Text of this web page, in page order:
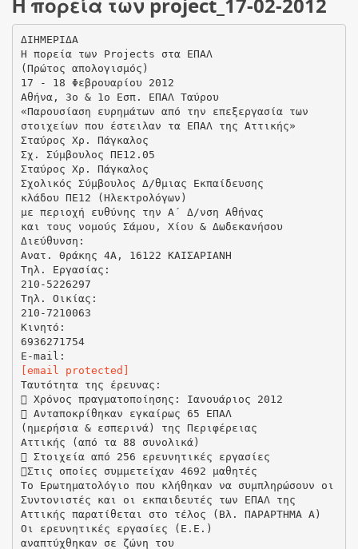
ΔΙΗΜΕΡΙΔΑ
Η πορεία των Projects στα ΕΠΑΛ
(Πρώτος απολογισμός)
17 - 18 Φεβρουαρίου 2012
Αθήνα, 3ο & 1ο Εσπ. ΕΠΑΛ Ταύρου
«Παρουσίαση ευρημάτων από την επεξεργασία των
στοιχείων που έστειλαν τα ΕΠΑΛ της Αττικής»
Σταύρος Χρ. Πάγκαλος
Σχ. Σύμβουλος ΠΕ12.05
Σταύρος Χρ. Πάγκαλος
Σχολικός Σύμβουλος Δ/θμιας Εκπαίδευσης
κλάδου ΠΕ12 (Ηλεκτρολόγων)
με περιοχή ευθύνης την Α΄ Δ/νση Αθήνας
και τους νομούς Σάμου, Χίου & Δωδεκανήσου
Διεύθυνση:
Ανατ. Θράκης 4Α, 16122 ΚΑΙΣΑΡΙΑΝΗ
Τηλ. Εργασίας:
210-5226297
Τηλ. Οικίας:
210-7210063
Κινητό:
6936271754
[email protected]